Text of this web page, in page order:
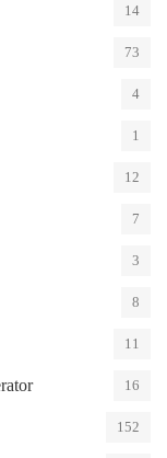
14
73
4
1
12
7
3
8
11
16
152